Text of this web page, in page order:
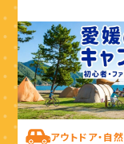
アウトドア・自然